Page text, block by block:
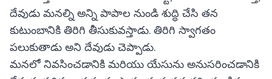
దేవుడు మనల్ని అన్ని పాపాల నుండి శుద్ధి చేసి తన
కుటుంబానికి తిరిగి తీసుకువస్తాడు. తిరిగి స్వాగతం
పలుకుతాడు అని దేవుడు చెప్పాడు.
మనలో నివసించడానికి మరియు యేసును అనుసరించడానికి